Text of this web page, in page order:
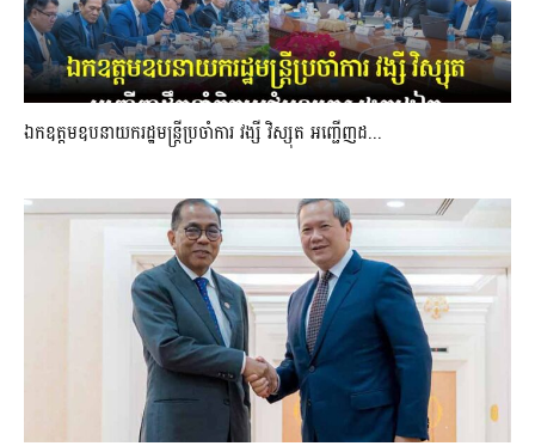
ឯកឧត្តមឧបនាយករដ្ឋមន្រ្តីប្រចាំការ វង្សី វិស្សុត អញ្ជើញដ...